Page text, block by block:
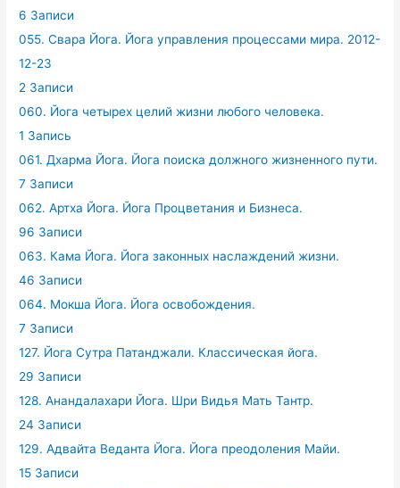
6 Записи
055. Свара Йога. Йога управления процессами мира. 2012-
12-23
2 Записи
060. Йога четырех целий жизни любого человека.
1 Запись
061. Дхарма Йога. Йога поиска должного жизненного пути.
7 Записи
062. Артха Йога. Йога Процветания и Бизнеса.
96 Записи
063. Кама Йога. Йога законных наслаждений жизни.
46 Записи
064. Мокша Йога. Йога освобождения.
7 Записи
127. Йога Сутра Патанджали. Классическая йога.
29 Записи
128. Анандалахари Йога. Шри Видья Мать Тантр.
24 Записи
129. Адвайта Веданта Йога. Йога преодоления Майи.
15 Записи